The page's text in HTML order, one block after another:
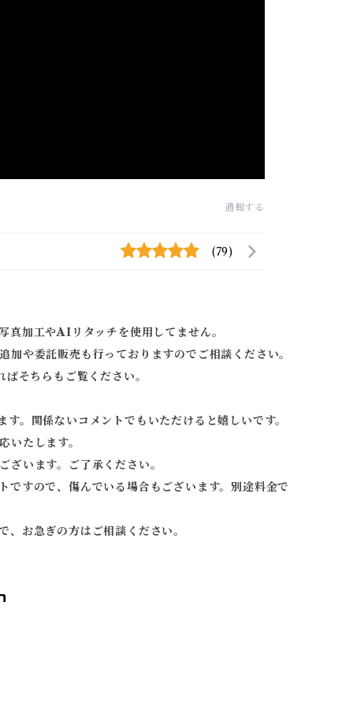
通報する
(79)
真加工やAIリタッチを使用してません。
や委託販売も行っておりますのでご相談ください。
そちらもご覧ください。
。関係ないコメントでもいただけると嬉しいです。
いたします。
います。ご了承ください。
ですので、傷んでいる場合もございます。別途料金で
お急ぎの方はご相談ください。